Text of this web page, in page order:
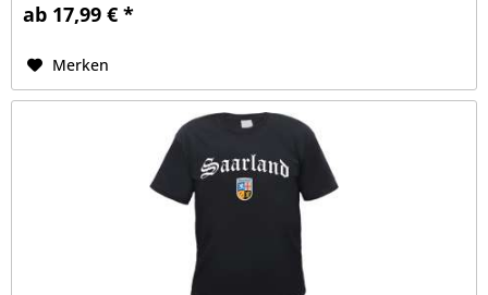
ab 17,99 € *
Merken